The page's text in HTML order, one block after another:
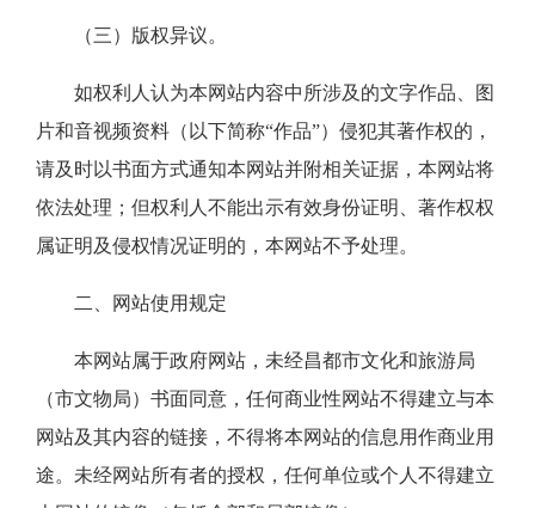
（三）版权异议。
如权利人认为本网站内容中所涉及的文字作品、图
片和音视频资料（以下简称“作品”）侵犯其著作权的，
请及时以书面方式通知本网站并附相关证据，本网站将
依法处理；但权利人不能出示有效身份证明、著作权权
属证明及侵权情况证明的，本网站不予处理。
二、网站使用规定
本网站属于政府网站，未经昌都市文化和旅游局
（市文物局）书面同意，任何商业性网站不得建立与本
网站及其内容的链接，不得将本网站的信息用作商业用
途。未经网站所有者的授权，任何单位或个人不得建立